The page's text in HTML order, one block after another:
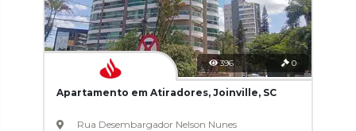
396 0
Apartamento em Atiradores, Joinville, SC
Rua Desembargador Nelson Nunes